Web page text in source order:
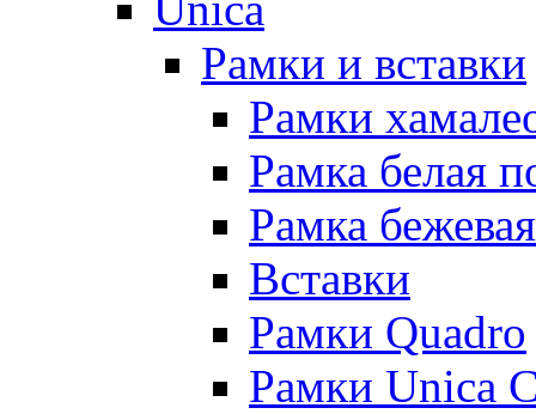
Рамки и вставки
Рамки
Рамка белая
Рамка
Вставки
Рамки Quadro
Рамки Unica